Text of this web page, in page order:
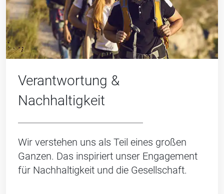
Verantwortung &
Nachhaltigkeit
Wir verstehen uns als Teil eines großen
Ganzen. Das inspiriert unser Engagement
für Nachhaltigkeit und die Gesellschaft.